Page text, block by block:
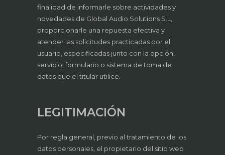
finalidad de informarle sobre actividades y
novedades de Global Audio Solutions S.L,
proporcionarle una repuesta efectiva y
atender las solicitudes practicadas por el
usuario, especificadas junto con la opción,
servicio, formulario o sistema de toma de
datos que el titular utilice.
LEGITIMACIÓN
Por regla general, previo al tratamiento de los
datos personales, el propietario del sitio web